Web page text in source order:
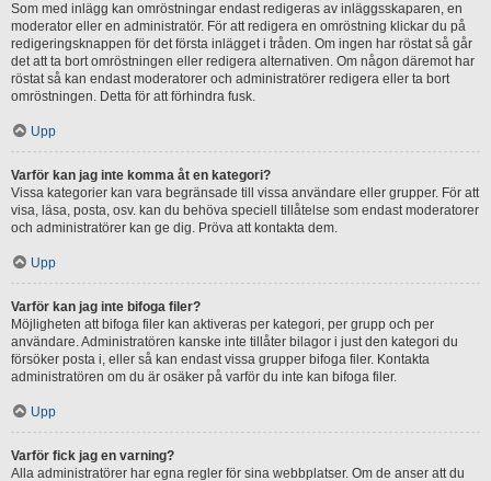
Som med inlägg kan omröstningar endast redigeras av inläggsskaparen, en
moderator eller en administratör. För att redigera en omröstning klickar du på
redigeringsknappen för det första inlägget i tråden. Om ingen har röstat så går
det att ta bort omröstningen eller redigera alternativen. Om någon däremot har
röstat så kan endast moderatorer och administratörer redigera eller ta bort
omröstningen. Detta för att förhindra fusk.
Upp
Varför kan jag inte komma åt en kategori?
Vissa kategorier kan vara begränsade till vissa användare eller grupper. För att
visa, läsa, posta, osv. kan du behöva speciell tillåtelse som endast moderatorer
och administratörer kan ge dig. Pröva att kontakta dem.
Upp
Varför kan jag inte bifoga filer?
Möjligheten att bifoga filer kan aktiveras per kategori, per grupp och per
användare. Administratören kanske inte tillåter bilagor i just den kategori du
försöker posta i, eller så kan endast vissa grupper bifoga filer. Kontakta
administratören om du är osäker på varför du inte kan bifoga filer.
Upp
Varför fick jag en varning?
Alla administratörer har egna regler för sina webbplatser. Om de anser att du